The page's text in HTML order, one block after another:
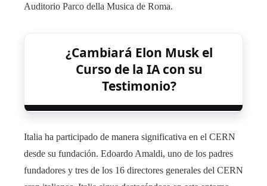
Auditorio Parco della Musica de Roma.
¿Cambiará Elon Musk el
Curso de la IA con su
Testimonio?
Italia ha participado de manera significativa en el CERN
desde su fundación. Edoardo Amaldi, uno de los padres
fundadores y tres de los 16 directores generales del CERN